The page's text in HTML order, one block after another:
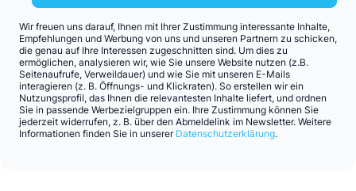
Wir freuen uns darauf, Ihnen mit Ihrer Zustimmung interessante Inhalte,
Empfehlungen und Werbung von uns und unseren Partnern zu schicken,
die genau auf Ihre Interessen zugeschnitten sind. Um dies zu
ermöglichen, analysieren wir, wie Sie unsere Website nutzen (z.B.
Seitenaufrufe, Verweildauer) und wie Sie mit unseren E-Mails
interagieren (z. B. Öffnungs- und Klickraten). So erstellen wir ein
Nutzungsprofil, das Ihnen die relevantesten Inhalte liefert, und ordnen
Sie in passende Werbezielgruppen ein. Ihre Zustimmung können Sie
jederzeit widerrufen, z. B. über den Abmeldelink im Newsletter. Weitere
Informationen finden Sie in unserer Datenschutzerklärung.